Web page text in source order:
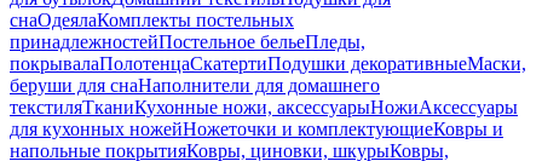
снаОдеялаКомплекты постельных
принадлежностейПостельное бельеПледы,
покрывалаПолотенцаСкатертиПодушки декоративныеМаски,
беруши для снаНаполнители для домашнего
текстиляТканиКухонные ножи, аксессуарыНожиАксессуары
для кухонных ножейНожеточки и комплектующиеКовры и
напольные покрытияКовры, циновки, шкурыКовры,